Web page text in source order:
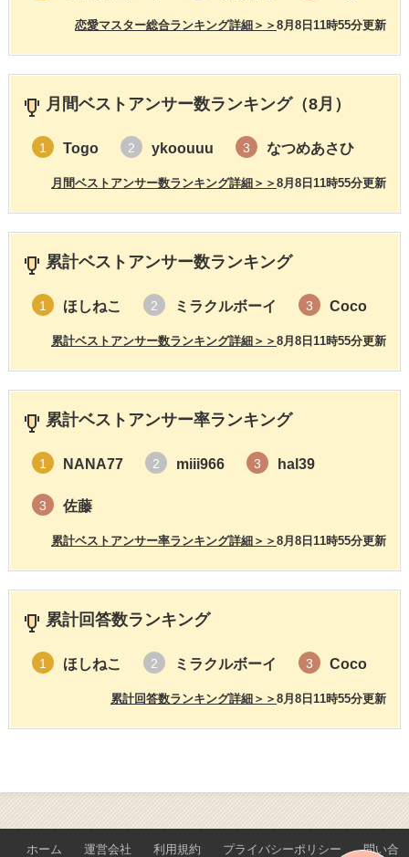
8月8日11時55分更新
恋愛マスター総合ランキング詳細＞＞
月間ベストアンサー数ランキング（8月）
1 Togo 2 ykoouuu 3 なつめあさひ
8月8日11時55分更新
月間ベストアンサー数ランキング詳細＞＞
累計ベストアンサー数ランキング
1 ほしねこ 2 ミラクルボーイ 3 Coco
8月8日11時55分更新
累計ベストアンサー数ランキング詳細＞＞
累計ベストアンサー率ランキング
1 NANA77 2 miii966 3 hal39
3 佐藤
8月8日11時55分更新
累計ベストアンサー率ランキング詳細＞＞
累計回答数ランキング
1 ほしねこ 2 ミラクルボーイ 3 Coco
8月8日11時55分更新
累計回答数ランキング詳細＞＞
ホーム 運営会社 利用規約 プライバシーポリシー 問い合